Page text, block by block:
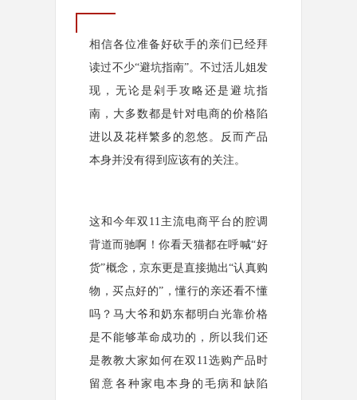
相信各位准备好砍手的亲们已经拜
读过不少“避坑指南”。不过活儿姐发
现，无论是剁手攻略还是避坑指
南，大多数都是针对电商的价格陷
进以及花样繁多的忽悠。反而产品
本身并没有得到应该有的关注。
这和今年双11主流电商平台的腔调
背道而驰啊！你看天猫都在呼喊“好
货”概念，京东更是直接抛出“认真购
物，买点好的”，懂行的亲还看不懂
吗？马大爷和奶东都明白光靠价格
是不能够革命成功的，所以我们还
是教教大家如何在双11选购产品时
留意各种家电本身的毛病和缺陷